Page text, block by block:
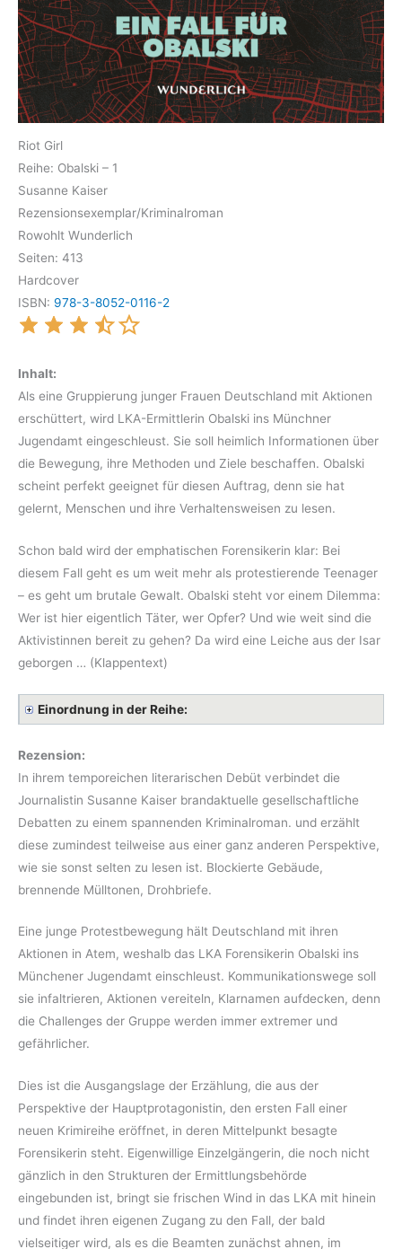
Riot Girl
Reihe: Obalski – 1
Susanne Kaiser
Rezensionsexemplar/Kriminalroman
Rowohlt Wunderlich
Seiten: 413
Hardcover
ISBN: 978-3-8052-0116-2
Inhalt:
Als eine Gruppierung junger Frauen Deutschland mit Aktionen
erschüttert, wird LKA-Ermittlerin Obalski ins Münchner
Jugendamt eingeschleust. Sie soll heimlich Informationen über
die Bewegung, ihre Methoden und Ziele beschaffen. Obalski
scheint perfekt geeignet für diesen Auftrag, denn sie hat
gelernt, Menschen und ihre Verhaltensweisen zu lesen.
Schon bald wird der emphatischen Forensikerin klar: Bei
diesem Fall geht es um weit mehr als protestierende Teenager
– es geht um brutale Gewalt. Obalski steht vor einem Dilemma:
Wer ist hier eigentlich Täter, wer Opfer? Und wie weit sind die
Aktivistinnen bereit zu gehen? Da wird eine Leiche aus der Isar
geborgen … (Klappentext)
Einordnung in der Reihe:
Rezension:
In ihrem temporeichen literarischen Debüt verbindet die
Journalistin Susanne Kaiser brandaktuelle gesellschaftliche
Debatten zu einem spannenden Kriminalroman. und erzählt
diese zumindest teilweise aus einer ganz anderen Perspektive,
wie sie sonst selten zu lesen ist. Blockierte Gebäude,
brennende Mülltonen, Drohbriefe.
Eine junge Protestbewegung hält Deutschland mit ihren
Aktionen in Atem, weshalb das LKA Forensikerin Obalski ins
Münchener Jugendamt einschleust. Kommunikationswege soll
sie infaltrieren, Aktionen vereiteln, Klarnamen aufdecken, denn
die Challenges der Gruppe werden immer extremer und
gefährlicher.
Dies ist die Ausgangslage der Erzählung, die aus der
Perspektive der Hauptprotagonistin, den ersten Fall einer
neuen Krimireihe eröffnet, in deren Mittelpunkt besagte
Forensikerin steht. Eigenwillige Einzelgängerin, die noch nicht
gänzlich in den Strukturen der Ermittlungsbehörde
eingebunden ist, bringt sie frischen Wind in das LKA mit hinein
und findet ihren eigenen Zugang zu den Fall, der bald
vielseitiger wird, als es die Beamten zunächst ahnen, im